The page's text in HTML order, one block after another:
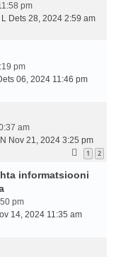
pm
L Dets 28, 2024 2:59 am
pm
06, 2024 11:46 pm
am
N Nov 21, 2024 3:25 pm
1 2
informatsiooni
pm
14, 2024 11:35 am